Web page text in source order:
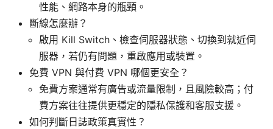
性能、網路本身的瓶頸。
斷線怎麼辦？
啟用 Kill Switch、檢查伺服器狀態、切換到就近伺
服器，若仍有問題，重啟應用或裝置。
免費 VPN 與付費 VPN 哪個更安全？
免費方案通常有廣告或流量限制，且風險較高；付
費方案往往提供更穩定的隱私保護和客服支援。
如何判斷日誌政策真實性？